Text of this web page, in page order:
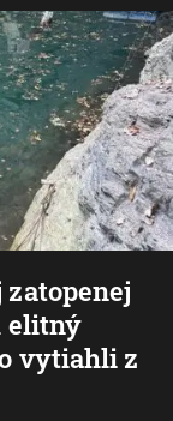
elitný
vytiahli z